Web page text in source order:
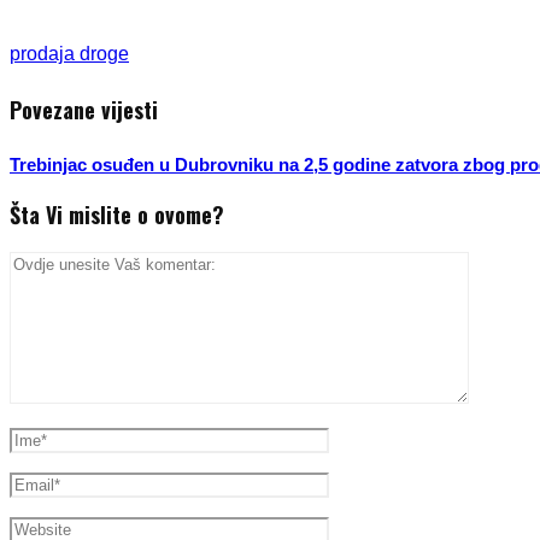
prodaja droge
Povezane vijesti
Trebinjac osuđen u Dubrovniku na 2,5 godine zatvora zbog
Šta Vi mislite o ovome?